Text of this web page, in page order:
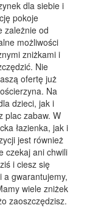
dla siebie i
pokoje
zależnie od
możliwości
zniżkami i
Nie
ofertę już
Na
dzieci, jak i
plac zabaw. W
łazienka, jak i
jest również
czekaj ani chwili
i ciesz się
a gwarantujemy,
wiele zniżek
zaoszczędzisz.